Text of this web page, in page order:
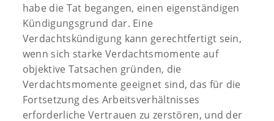
habe die Tat begangen, einen eigenständigen
Kündigungsgrund dar. Eine
Verdachtskündigung kann gerechtfertigt sein,
wenn sich starke Verdachtsmomente auf
objektive Tatsachen gründen, die
Verdachtsmomente geeignet sind, das für die
Fortsetzung des Arbeitsverhältnisses
erforderliche Vertrauen zu zerstören, und der